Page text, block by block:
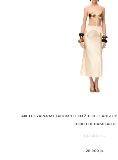
АКСЕССУАРЫ/МЕТАЛЛИЧЕСКИЙ
ЗОЛОТО/ШАМПАНЬ
ШАМПАНЬ
28 900 р.